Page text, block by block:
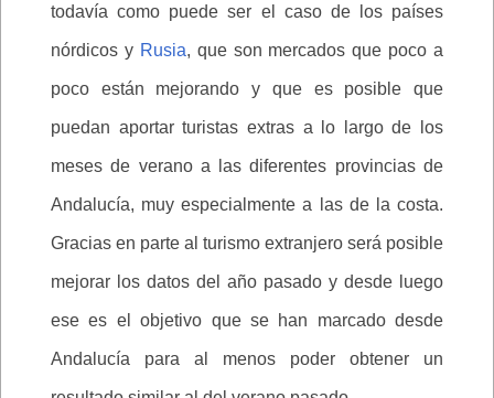
todavía como puede ser el caso de los países
nórdicos y Rusia, que son mercados que poco a
poco están mejorando y que es posible que
puedan aportar turistas extras a lo largo de los
meses de verano a las diferentes provincias de
Andalucía, muy especialmente a las de la costa.
Gracias en parte al turismo extranjero será posible
mejorar los datos del año pasado y desde luego
ese es el objetivo que se han marcado desde
Andalucía para al menos poder obtener un